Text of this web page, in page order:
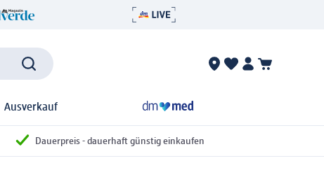
Ausverkauf
Dauerpreis - dauerhaft günstig einkaufen